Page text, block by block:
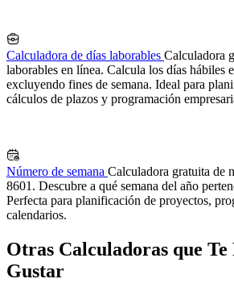
Calculadora de días laborables Calculadora
laborables en línea. Calcula los días hábiles
excluyendo fines de semana. Ideal para
cálculos de plazos y programación
Número de semana Calculadora gratuita de
8601. Descubre a qué semana del año
Perfecta para planificación de proyectos,
calendarios.
Otras Calculadoras que Te
Gustar